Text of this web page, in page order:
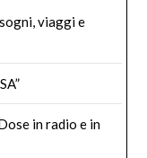
viaggi e
in radio e in